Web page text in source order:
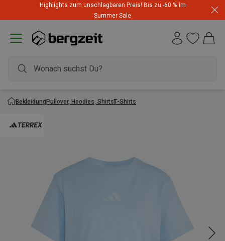
Highlights zum unschlagbaren Preis! Bis zu -60 % im
Summer Sale
BekleidungPullover, Hoodies, ShirtsT-Shirts